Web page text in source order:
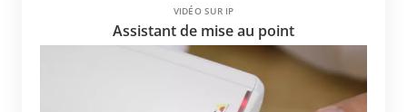
VIDÉO SUR IP
Assistant de mise au point